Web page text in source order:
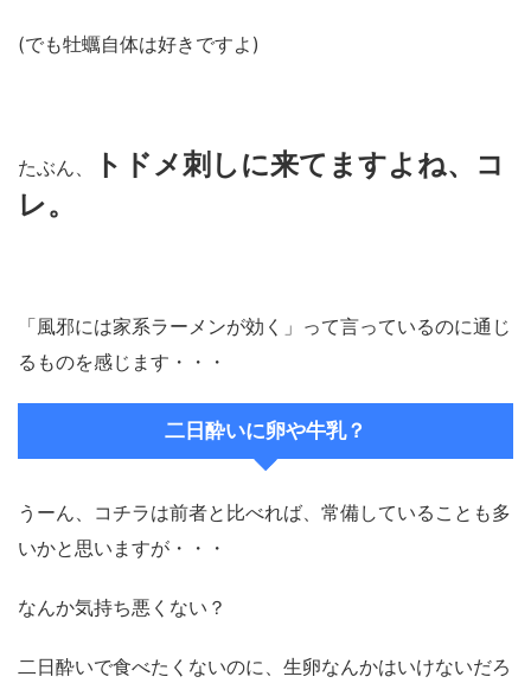
(でも牡蠣自体は好きですよ)
たぶん、
トドメ刺しに来てますよね、コ
レ。
「風邪には家系ラーメンが効く」って言っているのに通じ
るものを感じます・・・
二日酔いに卵や牛乳？
うーん、コチラは前者と比べれば、常備していることも多
いかと思いますが・・・
なんか気持ち悪くない？
二日酔いで食べたくないのに、生卵なんかはいけないだろ